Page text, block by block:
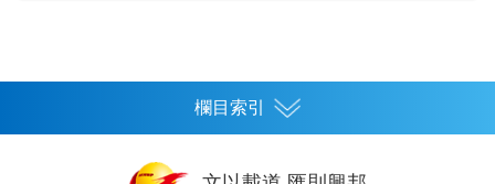
欄目索引